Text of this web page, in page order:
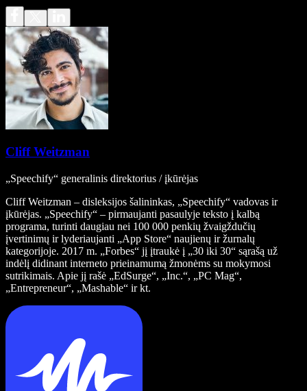
Cliff Weitzman
„Speechify“ generalinis direktorius / įkūrėjas
Cliff Weitzman – disleksijos šalininkas, „Speechify“ vadovas ir
įkūrėjas. „Speechify“ – pirmaujanti pasaulyje teksto į kalbą
programa, turinti daugiau nei 100 000 penkių žvaigždučių
įvertinimų ir lyderiaujanti „App Store“ naujienų ir žurnalų
kategorijoje. 2017 m. „Forbes“ jį įtraukė į „30 iki 30“ sąrašą už
indėlį didinant interneto prieinamumą žmonėms su mokymosi
sutrikimais. Apie jį rašė „EdSurge“, „Inc.“, „PC Mag“,
„Entrepreneur“, „Mashable“ ir kt.